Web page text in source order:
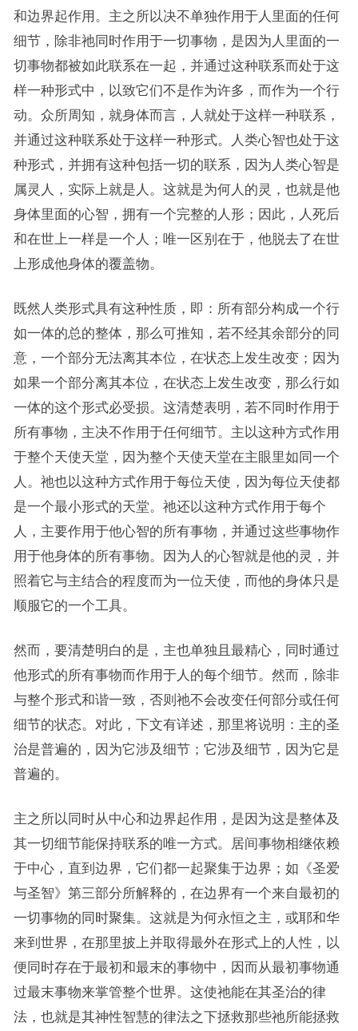
和边界起作用。主之所以决不单独作用于人里面的任何
细节，除非祂同时作用于一切事物，是因为人里面的一
切事物都被如此联系在一起，并通过这种联系而处于这
样一种形式中，以致它们不是作为许多，而作为一个行
动。众所周知，就身体而言，人就处于这样一种联系，
并通过这种联系处于这样一种形式。人类心智也处于这
种形式，并拥有这种包括一切的联系，因为人类心智是
属灵人，实际上就是人。这就是为何人的灵，也就是他
身体里面的心智，拥有一个完整的人形；因此，人死后
和在世上一样是一个人；唯一区别在于，他脱去了在世
上形成他身体的覆盖物。
既然人类形式具有这种性质，即：所有部分构成一个行
如一体的总的整体，那么可推知，若不经其余部分的同
意，一个部分无法离其本位，在状态上发生改变；因为
如果一个部分离其本位，在状态上发生改变，那么行如
一体的这个形式必受损。这清楚表明，若不同时作用于
所有事物，主决不作用于任何细节。主以这种方式作用
于整个天使天堂，因为整个天使天堂在主眼里如同一个
人。祂也以这种方式作用于每位天使，因为每位天使都
是一个最小形式的天堂。祂还以这种方式作用于每个
人，主要作用于他心智的所有事物，并通过这些事物作
用于他身体的所有事物。因为人的心智就是他的灵，并
照着它与主结合的程度而为一位天使，而他的身体只是
顺服它的一个工具。
然而，要清楚明白的是，主也单独且最精心，同时通过
他形式的所有事物而作用于人的每个细节。然而，除非
与整个形式和谐一致，否则祂不会改变任何部分或任何
细节的状态。对此，下文有详述，那里将说明：主的圣
治是普遍的，因为它涉及细节；它涉及细节，因为它是
普遍的。
主之所以同时从中心和边界起作用，是因为这是整体及
其一切细节能保持联系的唯一方式。居间事物相继依赖
于中心，直到边界，它们都一起聚集于边界；如《圣爱
与圣智》第三部分所解释的，在边界有一个来自最初的
一切事物的同时聚集。这就是为何永恒之主，或耶和华
来到世界，在那里披上并取得最外在形式上的人性，以
便同时存在于最初和最末的事物中，因而从最初事物通
过最末事物来掌管整个世界。这使祂能在其圣治的律
法，也就是其神性智慧的律法之下拯救那些祂所能拯救